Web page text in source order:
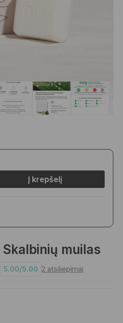
muilas
5.00/5.00 2 atsiliepimai
Į krepšelį